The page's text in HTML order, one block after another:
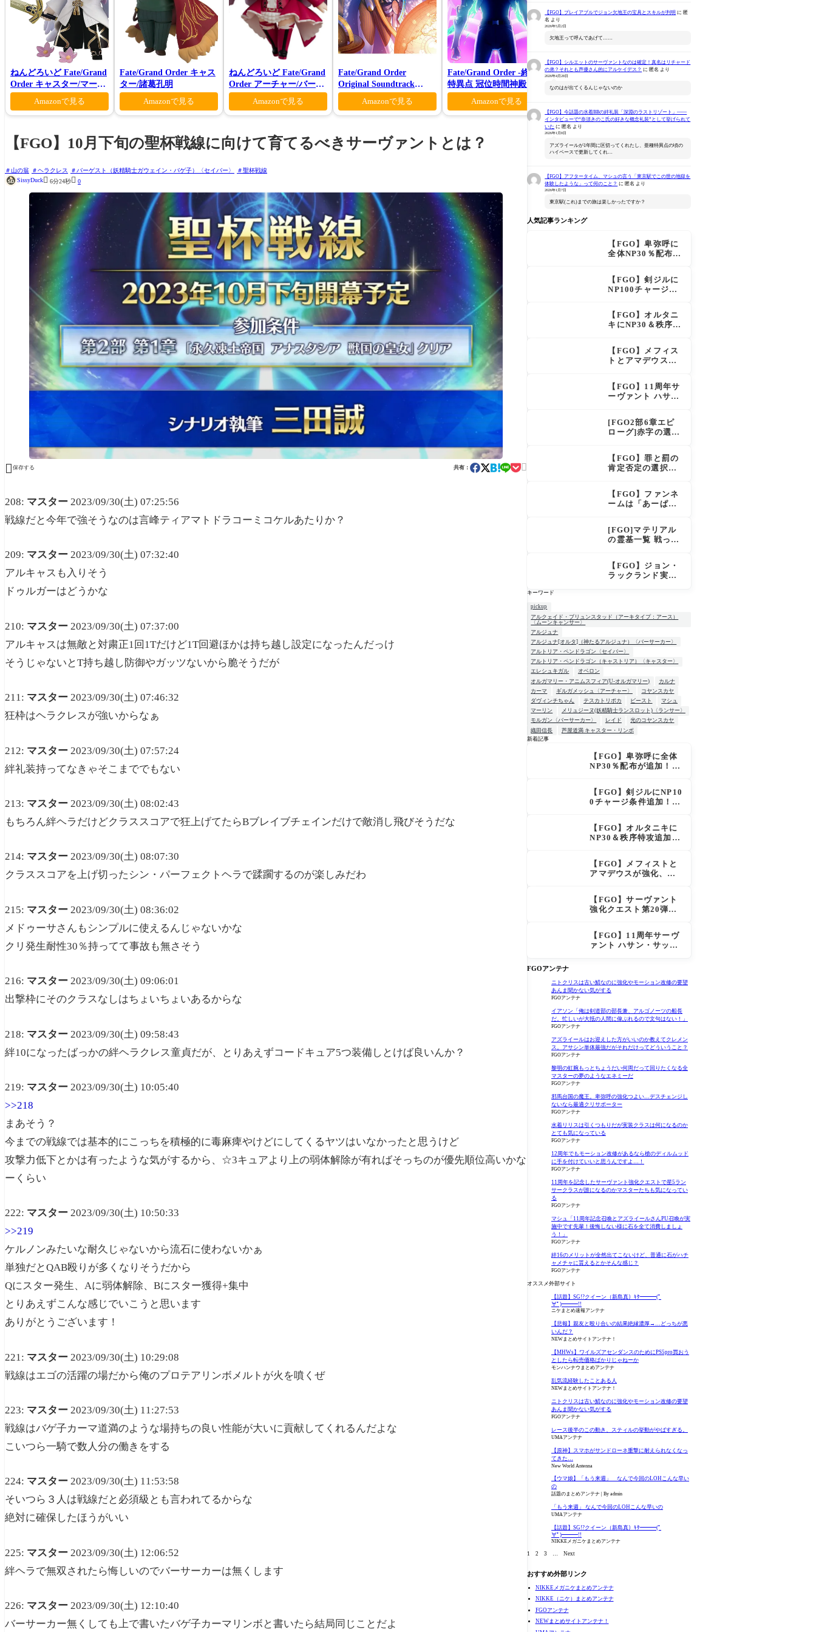
ねんどろいど Fate/Grand
Order キャスター/マーリ
ン 花の魔術師Ver.
Amazonで見る
Fate/Grand Order キャス
ター/諸葛孔明
Amazonで見る
ねんどろいど Fate/Grand
Order アーチャー/バーヴ
ァン シー
Amazonで見る
Fate/Grand Order
Original Soundtrack
VI(初回仕様限定盤)
Amazonで見る
Fate/Grand Order -終局
特異点 冠位時間神殿ソロ
モン-(完全生産限定版)
Amazonで見る
Fate/Grand Order
Original Soundtrack
セイバー/アルトリア ペン
【FGO】10月下旬の聖杯戦線に向けて育てるべきサーヴァントとは？
山の翁 ヘラクレス バーゲスト（妖精騎士ガウェイン・バゲ子）〈セイバー〉
聖杯戦線
SissyDuck 6分24秒 0
 保存する 共有： 
208: マスター 2023/09/30(土) 07:25:56
戦線だと今年で強そうなのは言峰ティアマトドラコーミコケルあたりか？
209: マスター 2023/09/30(土) 07:32:40
アルキャスも入りそう
ドゥルガーはどうかな
210: マスター 2023/09/30(土) 07:37:00
アルキャスは無敵と対粛正1回1Tだけど1T回避ほかは持ち越し設定になったんだっけ
そうじゃないとT持ち越し防御やガッツないから脆そうだが
211: マスター 2023/09/30(土) 07:46:32
狂枠はヘラクレスが強いからなぁ
212: マスター 2023/09/30(土) 07:57:24
絆礼装持ってなきゃそこまででもない
213: マスター 2023/09/30(土) 08:02:43
もちろん絆ヘラだけどクラススコアで狂上げてたらBブレイブチェインだけで敵消し飛びそうだな
214: マスター 2023/09/30(土) 08:07:30
クラススコアを上げ切ったシン・パーフェクトヘラで蹂躙するのが楽しみだわ
215: マスター 2023/09/30(土) 08:36:02
メドゥーサさんもシンプルに使えるんじゃないかな
クリ発生耐性30％持ってて事故も無さそう
216: マスター 2023/09/30(土) 09:06:01
出撃枠にそのクラスなしはちょいちょいあるからな
218: マスター 2023/09/30(土) 09:58:43
絆10になったばっかの絆ヘラクレス童貞だが、とりあえずコードキュア5つ装備しとけば良いんか？
219: マスター 2023/09/30(土) 10:05:40
>>218
まあそう？
今までの戦線では基本的にこっちを積極的に毒麻痺やけどにしてくるヤツはいなかったと思うけど
攻撃力低下とかは有ったような気がするから、☆3キュアより上の弱体解除が有ればそっちのが優先順位高いかな
ーくらい
222: マスター 2023/09/30(土) 10:50:33
>>219
ケルノンみたいな耐久じゃないから流石に使わないかぁ
単独だとQAB殴りが多くなりそうだから
Qにスター発生、Aに弱体解除、Bにスター獲得+集中
とりあえずこんな感じでいこうと思います
ありがとうございます！
221: マスター 2023/09/30(土) 10:29:08
戦線はエゴの活躍の場だから俺のプロテアリンボメルトが火を噴くぜ
223: マスター 2023/09/30(土) 11:27:53
戦線はバゲ子カーマ道満のような場持ちの良い性能が大いに貢献してくれるんだよな
こいつら一騎で数人分の働きをする
224: マスター 2023/09/30(土) 11:53:58
そいつら３人は戦線だと必須級とも言われてるからな
絶対に確保したほうがいい
225: マスター 2023/09/30(土) 12:06:52
絆ヘラで無双されたら悔しいのでバーサーカーは無くします
226: マスター 2023/09/30(土) 12:10:40
バーサーカー無くしても上で書いたバゲ子カーマリンボと書いたら結局同じことだよ
【FGO】プレイアブルでジョン欠地王の宝具とスキルが判明 に 匿
名 より
2026年5月2日
欠地王って呼んであげて……
【FGO】シルエットのサーヴァントなのは確定！真名はリチャード
の弟？それとも声優さん的にアルケイデス？ に 匿名 より
2026年4月28日
なのはが出てくるんじゃないのか
【FGO】今話題の水着BBの絆礼装「深淵のラストリゾート」――
インタビューで“奈須きのこ氏の好きな概念礼装”として挙げられて
いた に 匿名 より
2026年1月8日
アズライールが1年間に区切ってくれたし、亜種特異点の頃の
ハイペースで更新してくれ…
【FGO】アフタータイム、マシュの言う「東京駅でこの世の地獄を
体験したような」って何のこと？ に 匿名 より
2026年1月7日
東京駅(これ)までの旅は楽しかったですか？
人気記事ランキング
【FGO】卑弥呼に
全体NP30％配布が
「強すぎる」の声
【FGO】剣ジルに
NP100チャージ条
呪い特攻獲得で大
きく強化
【FGO】オルタニ
キにNP30＆秩序特
え？！レオニダス
も超強化で「低レ
アとは思えない」
【FGO】メフィス
トとアマデウスが
強すぎ！？NP20配
布＆Arts44％強化
に「最強でワロ
【FGO】11周年サ
ーヴァント ハサ
ズライール)の性能
と霊基再臨
[FGO2部6章エピ
ローグ]赤字の選択
スキップ不可選択
肢でオベロンを疑
う選択肢を選ぶと
さ？）が上がり出
てくる
【FGO】罪と罰の
肯定否定の選択肢
の？
【FGO】ファンネ
ームは「あーぱー
5,300QP
[FGO]マテリアル
の霊基一覧 戦った
ンが未召喚表示に
ならないのは何
故？
【FGO】ジョン・
ラックランド実
能は高め？再臨で
キーワード
pickup
アルクェイド・ブリュンスタッド（アーキタイプ：アース）
〈ムーンキャンサー〉
アルジュナ
アルジュナ[オルタ]（神たるアルジュナ）〈バーサーカー〉
アルトリア・ペンドラゴン〈セイバー〉
アルトリア・ペンドラゴン（キャストリア）〈キャスター〉
エレシュキガル
オベロン
オルガマリー・アニムスフィア(U-オルガマリー)
カルナ
カーマ
ギルガメッシュ〈アーチャー〉
コヤンスカヤ
ダヴィンチちゃん
テスカトリポカ ビースト
マシュ
マーリン
メリュジーヌ(妖精騎士ランスロット)〈ランサー〉
モルガン〈バーサーカー〉
レイド
光のコヤンスカヤ
織田信長
芦屋道満 キャスター・リンボ
新着記事
【FGO】卑弥呼に全体
NP30％配布が追加！ジ
【FGO】剣ジルにNP10
0チャージ条件追加！術
【FGO】オルタニキに
NP30＆秩序特攻追加で
とは思えない」の反響
【FGO】メフィストと
アマデウスが強化、ア
に「最強でワロタ」の
声
【FGO】サーヴァント
強化クエスト第20弾！
【FGO】11周年サーヴ
ァント ハサン・サッバ
FGOアンテナ
ニトクリスは古い鯖なのに強化やモーション改修の要望
あんま聞かない気がする
FGOアンテナ
イアソン「俺は剣道部の部長兼、アルゴノーツの船長
だ。忙しいが大抵の人間に偉ぶれるので文句はない！」
FGOアンテナ
アズライールはお迎えした方がいいのか教えてクレメン
ス。アサシン単体最強だがそれだけってどういうこと？
FGOアンテナ
黎明の虹腕もっとちょうだい何周だって回りたくなる全
マスターの夢のようなエネミーだ
FGOアンテナ
邪馬台国の魔王。卑弥呼の強化つよい…デスチェンジし
ないなら最適クリサポーター
FGOアンテナ
水着リリスは引くつもりだが実装クラスは何になるのか
とても気になっている
FGOアンテナ
12周年でもモーション改修があるなら槍のディルムッド
に手を付けていいと思うんですよ…！
FGOアンテナ
11周年を記念したサーヴァント強化クエストで星5ラン
サークラスが誰になるのかマスターたちも気になってい
る
FGOアンテナ
マシュ「11周年記念召喚とアズライールさんPU召喚が実
施中です先輩！後悔しない様に石を全て消費しましょ
う！」
FGOアンテナ
絆16のメリットが全然出てこないけど、普通に石がハチ
ャメチャに貰えるとかそんな感じ？
FGOアンテナ
オススメ外部サイト
【話題】SG!?クイーン（新島真）ｷﾀ━━━(ﾟ
∀ﾟ)━━━!!
ニケまとめ速報アンテナ
【悲報】親友と殴り合いの結果絶縁濃厚→…どっちが悪
いんだ？
NEWまとめサイトアンテナ！
【MHWs】ワイルズアセンダンスのためにPS5pro買おう
としたら転売価格ばかりじゃねーか
モンハンナウまとめアンテナ
乱気流経験したことある人
NEWまとめサイトアンテナ！
ニトクリスは古い鯖なのに強化やモーション改修の要望
あんま聞かない気がする
FGOアンテナ
レース後半のこの動き、スティルの挙動がやばすぎる。
UMAアンテナ
【原神】スマホがサンドローネ重撃に耐えられなくなっ
てきた…
New World Antenna
【ウマ娘】「もう来週」 なんで今回のLOHこんな早い
の
話題のまとめアンテナ By admin
「もう来週」 なんで今回のLOHこんな早いの
UMAアンテナ
【話題】SG!?クイーン（新島真）ｷﾀ━━━(ﾟ
∀ﾟ)━━━!!
NIKKEメガニケまとめアンテナ
1 2 3 Next
おすすめ外部リンク
NIKKEメガニケまとめアンテナ
NIKKE（ニケ）まとめアンテナ
FGOアンテナ
NEWまとめサイトアンテナ！